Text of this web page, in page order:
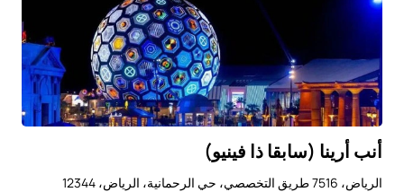
أنب أرينا (سابقا ذا فينيو)
الرياض، 7516 طريق التخصصي، حي الرحمانية، الرياض، 12344